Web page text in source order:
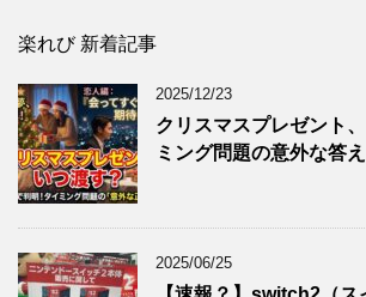
楽れび 新着記事
2025/12/23
クリスマスプレゼント
ミング問題の意外な答え
2025/06/25